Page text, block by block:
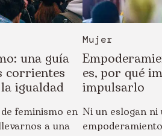
una guía
corrientes
igualdad
feminismo en
a una
Mujer
es, por qué
impulsarlo
Ni un eslogan ni